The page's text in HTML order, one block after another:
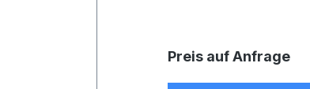
Preis auf Anfrage